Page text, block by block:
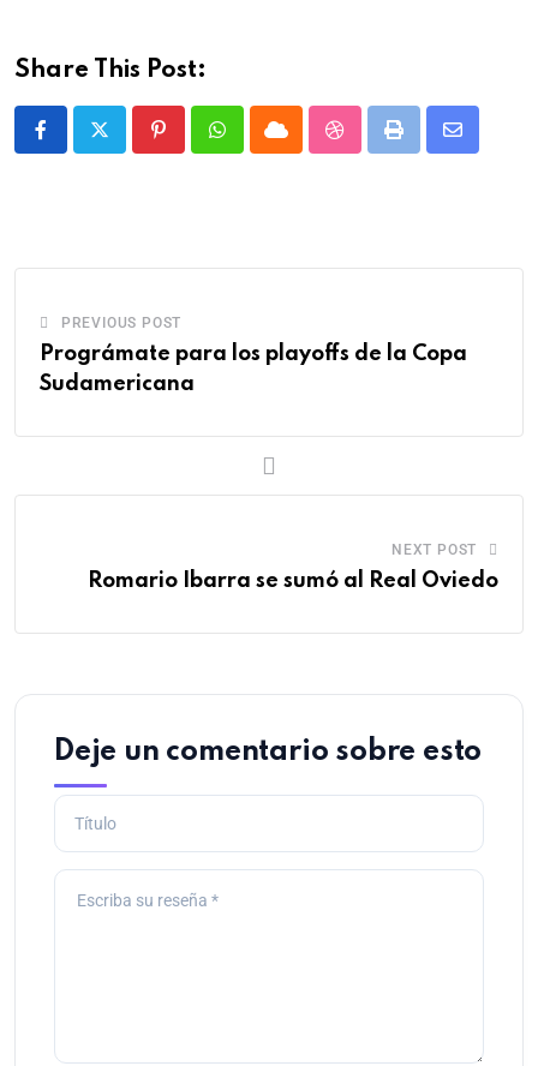
Share This Post:
PREVIOUS POST
Prográmate para los playoffs de la Copa
Sudamericana
NEXT POST
Romario Ibarra se sumó al Real Oviedo
Deje un comentario sobre esto